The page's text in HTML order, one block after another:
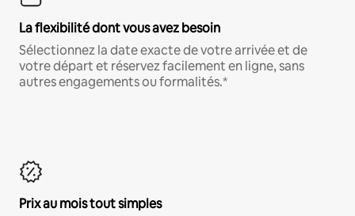
La flexibilité dont vous avez besoin
Sélectionnez la date exacte de votre arrivée et de
votre départ et réservez facilement en ligne, sans
autres engagements ou formalités.*
Prix au mois tout simples